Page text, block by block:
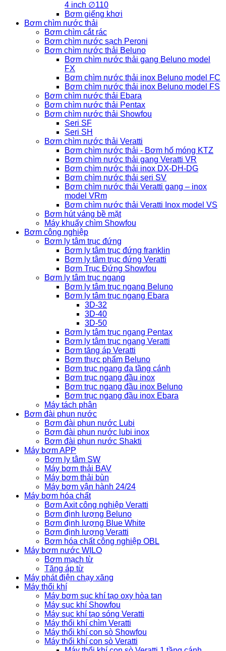
4 inch ∅110
Bơm giếng khơi
Bơm chìm nước thải
Bơm chìm cắt rác
Bơm chìm nước sạch Peroni
Bơm chìm nước thải Beluno
Bơm chìm nước thải gang Beluno model
FX
Bơm chìm nước thải inox Beluno model FC
Bơm chìm nước thải inox Beluno model FS
Bơm chìm nước thải Ebara
Bơm chìm nước thải Pentax
Bơm chìm nước thải Showfou
Seri SF
Seri SH
Bơm chìm nước thải Veratti
Bơm chìm nước thải - Bơm hố móng KTZ
Bơm chìm nước thải gang Veratti VR
Bơm chìm nước thải inox DX-DH-DG
Bơm chìm nước thải seri SV
Bơm chìm nước thải Veratti gang – inox
model VRm
Bơm chìm nước thải Veratti Inox model VS
Bơm hút váng bề mặt
Máy khuấy chìm Showfou
Bơm công nghiệp
Bơm ly tâm trục đứng
Bơm ly tâm trục đứng franklin
Bơm ly tâm trục đứng Veratti
Bơm Trục Đứng Showfou
Bơm ly tâm trục ngang
Bơm ly tâm trục ngang Beluno
Bơm ly tâm trục ngang Ebara
3D-32
3D-40
3D-50
Bơm ly tâm trục ngang Pentax
Bơm ly tâm trục ngang Veratti
Bơm tăng áp Veratti
Bơm thực phẩm Beluno
Bơm trục ngang đa tầng cánh
Bơm trục ngang đầu inox
Bơm trục ngang đầu inox Beluno
Bơm trục ngang đầu inox Ebara
Máy tách phân
Bơm đài phun nước
Bơm đài phun nước Lubi
Bơm đài phun nước lubi inox
Bơm đài phun nước Shakti
Máy bơm APP
Bơm ly tâm SW
Máy bơm thải BAV
Máy bơm thải bùn
Máy bơm vận hành 24/24
Máy bơm hóa chất
Bơm Axit công nghiệp Veratti
Bơm định lượng Beluno
Bơm định lượng Blue White
Bơm định lượng Veratti
Bơm hóa chất công nghiệp OBL
Máy bơm nước WILO
Bơm mạch từ
Tăng áp từ
Máy phát điện chạy xăng
Máy thổi khí
Máy bơm sục khí tạo oxy hòa tan
Máy sục khí Showfou
Máy sục khí tạo sóng Veratti
Máy thổi khí chìm Veratti
Máy thổi khí con sò Showfou
Máy thổi khí con sò Veratti